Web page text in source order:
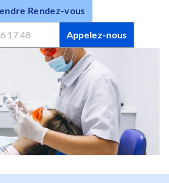
Rendez-vous
17 48 Appelez-nous